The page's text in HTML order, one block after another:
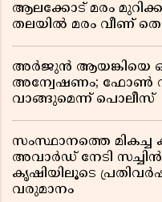
ആലക്കോട് മരം
തലയിൽ മരം വീണ്
അർജുൻ ആയങ്കിയെ
അന്വേഷണം; ഫോൺ
വാങ്ങുമെന്ന് പൊലീസ്
സംസ്ഥാനത്തെ
അവാർഡ് നേടി
കൃഷിയിലൂടെ
വരുമാനം